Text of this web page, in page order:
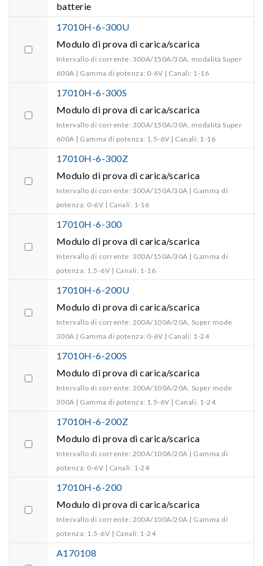
batterie
17010H-6-300U
Modulo di prova di carica/scarica
Intervallo di corrente: 300A/150A/30A, modalità Super
600A | Gamma di potenza: 0-6V | Canali: 1-16
17010H-6-300S
Modulo di prova di carica/scarica
Intervallo di corrente: 300A/150A/30A, modalità Super
600A | Gamma di potenza: 1.5-6V | Canali: 1-16
17010H-6-300Z
Modulo di prova di carica/scarica
Intervallo di corrente: 300A/150A/30A | Gamma di
potenza: 0-6V | Canali: 1-16
17010H-6-300
Modulo di prova di carica/scarica
Intervallo di corrente: 300A/150A/30A | Gamma di
potenza: 1.5-6V | Canali: 1-16
17010H-6-200U
Modulo di prova di carica/scarica
Intervallo di corrente: 200A/100A/20A, Super mode
300A | Gamma di potenza: 0-6V | Canali: 1-24
17010H-6-200S
Modulo di prova di carica/scarica
Intervallo di corrente: 200A/100A/20A, Super mode
300A | Gamma di potenza: 1.5-6V | Canali: 1-24
17010H-6-200Z
Modulo di prova di carica/scarica
Intervallo di corrente: 200A/100A/20A | Gamma di
potenza: 0-6V | Canali: 1-24
17010H-6-200
Modulo di prova di carica/scarica
Intervallo di corrente: 200A/100A/20A | Gamma di
potenza: 1.5-6V | Canali: 1-24
A170108